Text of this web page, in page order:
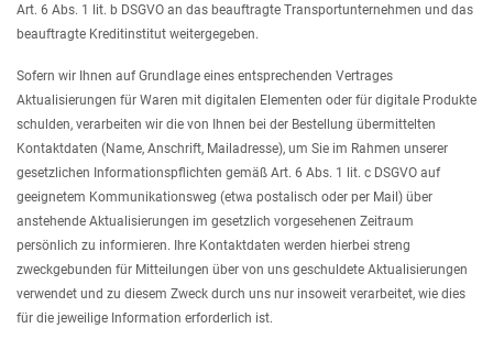
Art. 6 Abs. 1 lit. b DSGVO an das beauftragte Transportunternehmen und das
beauftragte Kreditinstitut weitergegeben.
Sofern wir Ihnen auf Grundlage eines entsprechenden Vertrages
Aktualisierungen für Waren mit digitalen Elementen oder für digitale Produkte
schulden, verarbeiten wir die von Ihnen bei der Bestellung übermittelten
Kontaktdaten (Name, Anschrift, Mailadresse), um Sie im Rahmen unserer
gesetzlichen Informationspflichten gemäß Art. 6 Abs. 1 lit. c DSGVO auf
geeignetem Kommunikationsweg (etwa postalisch oder per Mail) über
anstehende Aktualisierungen im gesetzlich vorgesehenen Zeitraum
persönlich zu informieren. Ihre Kontaktdaten werden hierbei streng
zweckgebunden für Mitteilungen über von uns geschuldete Aktualisierungen
verwendet und zu diesem Zweck durch uns nur insoweit verarbeitet, wie dies
für die jeweilige Information erforderlich ist.